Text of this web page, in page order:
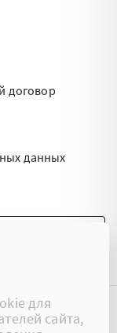
договор
данных
для
сайта,